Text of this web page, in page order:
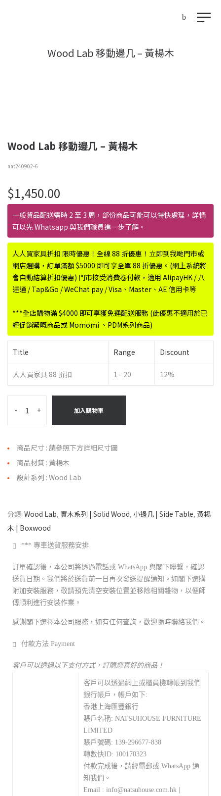
Wood Lab 移動邊几 – 黃楊木
Wood Lab 移動邊几 – 黃楊木
nat240902-6
$1,450.00
一般貨品配送需時 2 至 3 周，部份商品可能可以特快處理，詳情
可以先 Whatsapp 與我們職員進一步了解。
人人買家具折扣 限時優惠！全線 88 折優惠！立即到我哋門市或
網店選購，訂單滿額 $5000 即可享全單 88 折優惠。(網上系統將
會自動結算折扣優惠) 門市接受消費卷付款，適用 AlipayHK / 八
達通 / Tap&Go / WeChat pay / Visa、Master、AE 信用卡等
***全店購物滿 $4000 即可享獲免運配送服務 (此優惠不適用於已
經促銷緊嘅商品或 Momomi 、PDM系列商品)
Title Range Discount
人人買家具 88 折扣 1 - 20 12%
- + 加入購物車
商品尺寸 : 請參照下方詳細尺寸圖
商品材質 : 黃楊木
設計系列 : Wood Lab
分類: Wood Lab, 實木系列 | Solid Wood, 小邊几 | Side Table, 黃楊
木 | Boxwood
*** 專車送貨服務安排
訂單確認後，本公司將透過電話或 WhatsApp 與閣下聯繫，確認
送貨日期。我們將於送貨前一日再次發送提醒通知。如閣下選購
附加安裝服務，敬請預先清空安裝位置並移除相關雜物，以便師
傅順利進行安裝作業。
感謝閣下選擇本公司服務，如有任何查詢，歡迎隨時聯絡我們。
付款方法 Payment
客戶可以透過以下支付方式，訂購您喜好的商品！
客戶可以透過網上或櫃員機轉帳到我們
銀行帳戶，帳戶如下:
香港上海匯豐銀行
賬戶名稱: NATSUHOUSE FURNITURE
LIMITED
賬戶號碼: 139-296677-838
轉數快ID: 100170323
付款完成後，請經電郵或 WhatsApp 通
知我們。
Email : info@natsuhouse.com.hk |